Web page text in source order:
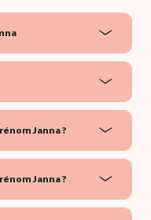
Janna ?
Janna ?